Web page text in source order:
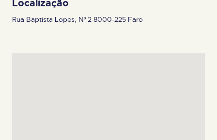
Localização
Rua Baptista Lopes, Nº 2 8000-225 Faro